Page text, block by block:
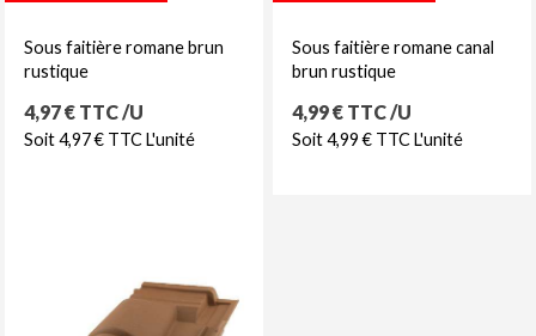
Sous faitière romane brun
rustique
Prix
4,97 € TTC /U
Soit 4,97 € TTC L'unité
Sous faitière romane canal
brun rustique
Prix
4,99 € TTC /U
Soit 4,99 € TTC L'unité